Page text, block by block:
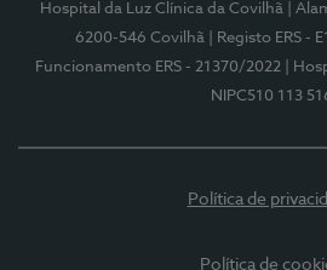
Hospital da Luz Clínica da Covilhã
|
6200-546 Covilhã
| Registo ERS -
Funcionamento ERS - 21370/2022
|
NIPC510 113
Política de
Política de